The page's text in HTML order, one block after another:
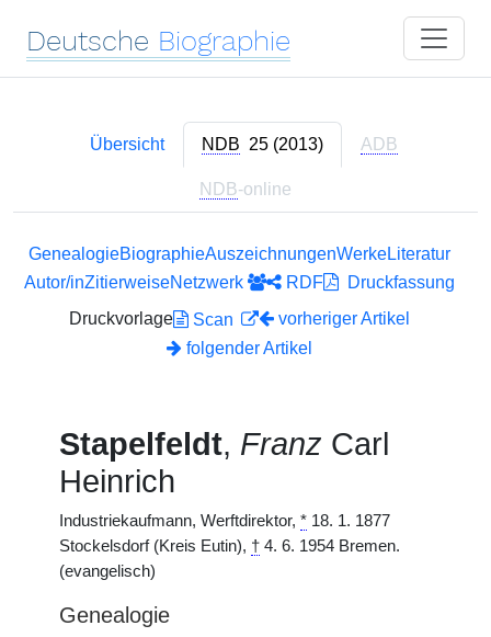
Deutsche Biographie
Übersicht NDB 25 (2013) ADB
NDB-online
GenealogieBiographieAuszeichnungenWerkeLiteratur
Autor/inZitierweiseNetzwerk RDF
Druckfassung
Druckvorlage
Scan
vorheriger Artikel
folgender Artikel
Stapelfeldt, Franz Carl
Heinrich
Industriekaufmann, Werftdirektor, * 18. 1. 1877
Stockelsdorf (Kreis Eutin), † 4. 6. 1954 Bremen.
(evangelisch)
Genealogie